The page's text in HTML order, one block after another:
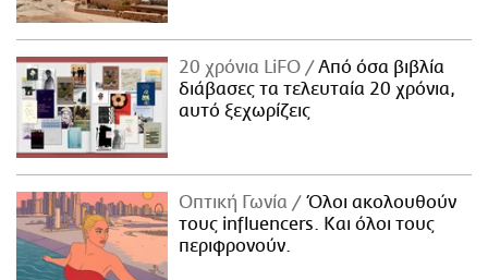
20 χρόνια LiFO
Από όσα βιβλία
διάβασες τα τελευταία 20 χρόνια,
αυτό ξεχωρίζεις
Οπτική Γωνία
Όλοι ακολουθούν
τους influencers. Και όλοι τους
περιφρονούν.